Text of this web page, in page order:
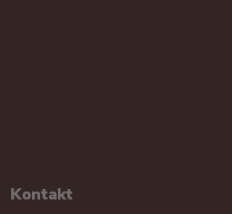
Kontakt